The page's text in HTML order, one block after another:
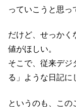
っていこうと思っ
だけど、せっかく
値がほしい。
そこで、従来デジ
る」ような日記に
というのも、この